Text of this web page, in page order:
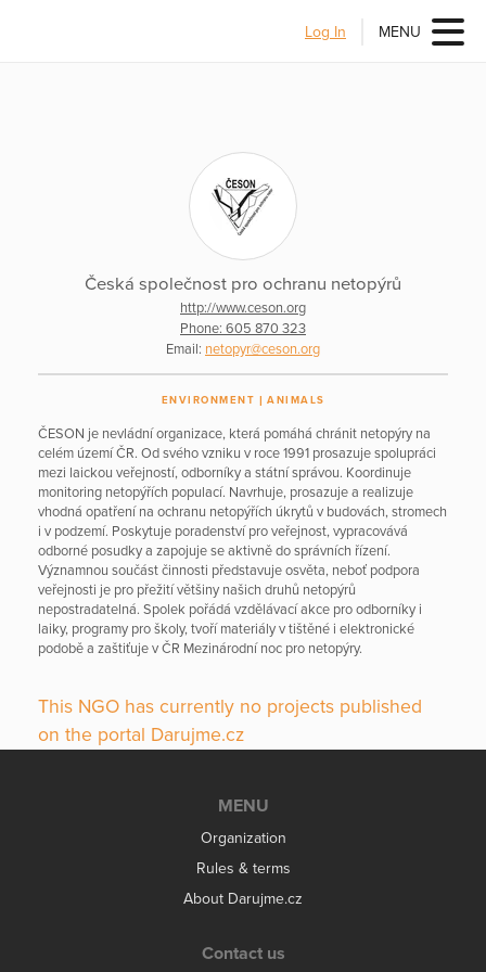
Log In MENU
Česká společnost pro ochranu netopýrů
http://www.ceson.org
Phone: 605 870 323
Email: netopyr@ceson.org
ENVIRONMENT ANIMALS
ČESON je nevládní organizace, která pomáhá chránit netopýry na
celém území ČR. Od svého vzniku v roce 1991 prosazuje spolupráci
mezi laickou veřejností, odborníky a státní správou. Koordinuje
monitoring netopýřích populací. Navrhuje, prosazuje a realizuje
vhodná opatření na ochranu netopýřích úkrytů v budovách, stromech
i v podzemí. Poskytuje poradenství pro veřejnost, vypracovává
odborné posudky a zapojuje se aktivně do správních řízení.
Významnou součást činnosti představuje osvěta, neboť podpora
veřejnosti je pro přežití většiny našich druhů netopýrů
nepostradatelná. Spolek pořádá vzdělávací akce pro odborníky i
laiky, programy pro školy, tvoří materiály v tištěné i elektronické
podobě a zaštiťuje v ČR Mezinárodní noc pro netopýry.
This NGO has currently no projects published
on the portal Darujme.cz
MENU
Organization
Rules & terms
About Darujme.cz
Contact us